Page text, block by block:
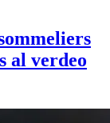
al verdeo